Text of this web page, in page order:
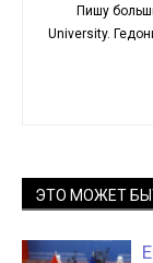
Пишу
University.
ЭТО МОЖЕТ